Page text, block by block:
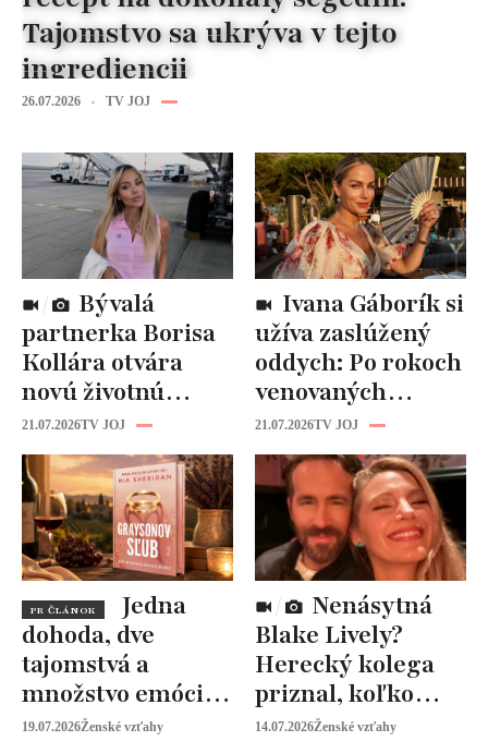
Tajomstvo sa ukrýva v tejto
ingrediencii
26.07.2026 TV JOJ
partnerka Borisa
Kollára otvára
novú životnú
kapitolu: Laura
Vizváryová ide
pomáhať ženám
21.07.2026TV JOJ
užíva zaslúžený
oddych: Po rokoch
venovaných
rodine prišiel čas
na seba
21.07.2026TV JOJ
PR ČLÁNOK
dohoda, dve
tajomstvá a
množstvo emócií.
Mia Sheridan a
19.07.2026Ženské vzťahy
Blake Lively?
Herecký kolega
priznal, koľko
peňazí od neho
14.07.2026Ženské vzťahy